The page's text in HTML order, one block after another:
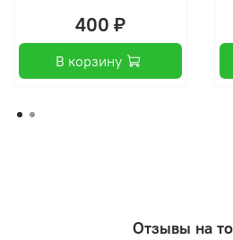
400 ₽
В корзину
Отзывы на